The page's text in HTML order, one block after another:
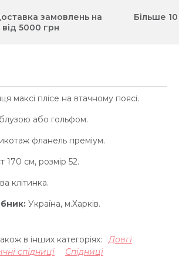
замовлень на
5000 грн
Більше
максі плісе на втачному поясі.
або гольфом.
фланель преміум.
170 см, розмір 52.
клітинка.
Україна, м.Харків.
в інших категоріях:
Довгі
спідниці Спідниці